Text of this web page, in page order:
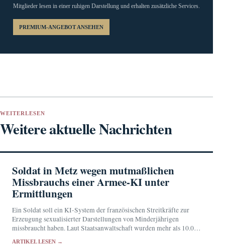
Mitglieder lesen in einer ruhigen Darstellung und erhalten zusätzliche Services.
PREMIUM-ANGEBOT ANSEHEN
WEITERLESEN
Weitere aktuelle Nachrichten
Soldat in Metz wegen mutmaßlichen
Missbrauchs einer Armee-KI unter
Ermittlungen
Ein Soldat soll ein KI-System der französischen Streitkräfte zur
Erzeugung sexualisierter Darstellungen von Minderjährigen
missbraucht haben. Laut Staatsanwaltschaft wurden mehr als 10.000
ARTIKEL LESEN →